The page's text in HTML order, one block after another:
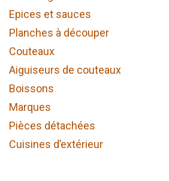
Epices et sauces
Planches à découper
Couteaux
Aiguiseurs de couteaux
Boissons
Marques
Pièces détachées
Cuisines d’extérieur